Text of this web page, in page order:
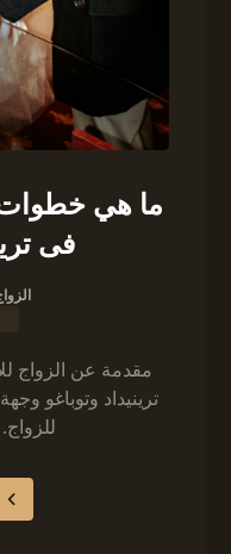
ما هي خطوات
فى
مقدمة عن الزواج
ترينيداد وتوباغو